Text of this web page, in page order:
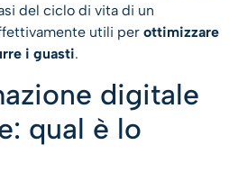
del ciclo di vita di un
utili per ottimizzare
i guasti.
digitale
qual è lo